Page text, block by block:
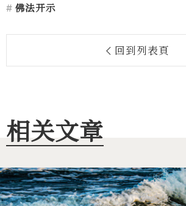
佛法开示
回到列表頁
相关文章